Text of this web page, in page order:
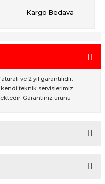
Kargo Bedava
ve 2 yıl garantilidir.
kendi teknik servislerimiz
Garantiniz ürünü
üzerinden hizmet